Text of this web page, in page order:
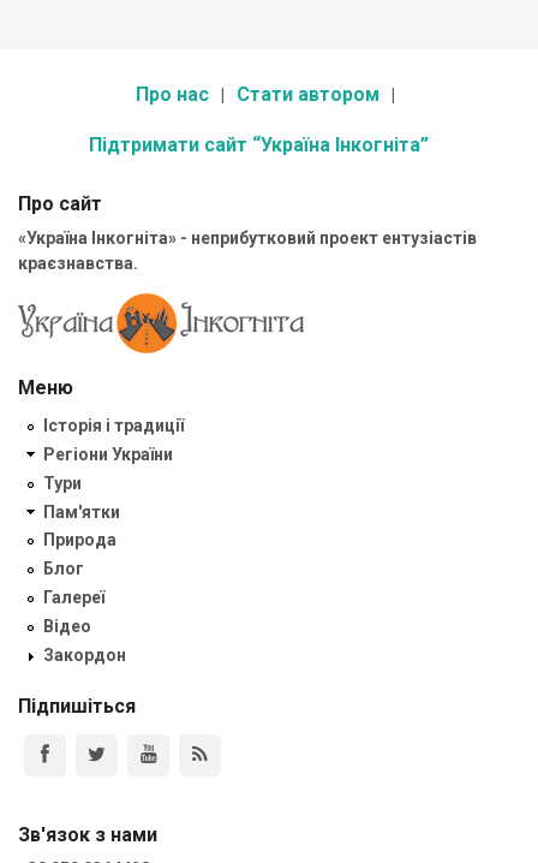
Про нас Стати автором
Підтримати сайт “Україна Інкогніта”
Про сайт
«Україна Інкогніта» - неприбутковий проект ентузіастів
краєзнавства.
Меню
Історія і традиції
Регіони України
Тури
Пам'ятки
Природа
Блог
Галереї
Відео
Закордон
Підпишіться
Зв'язок з нами